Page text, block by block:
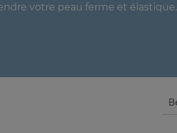
votre peau ferme et élastique.